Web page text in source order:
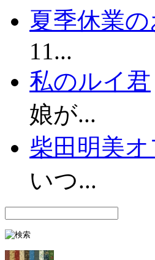
夏季休業
11...
私のルイ君
娘が...
柴田明美
いつ...